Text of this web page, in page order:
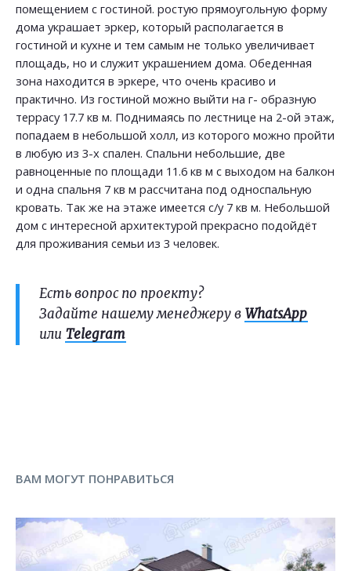
помещением с гостиной. ростую прямоугольную форму
дома украшает эркер, который располагается в
гостиной и кухне и тем самым не только увеличивает
площадь, но и служит украшением дома. Обеденная
зона находится в эркере, что очень красиво и
практично. Из гостиной можно выйти на г- образную
террасу 17.7 кв м. Поднимаясь по лестнице на 2-ой этаж,
попадаем в небольшой холл, из которого можно пройти
в любую из 3-х спален. Спальни небольшие, две
равноценные по площади 11.6 кв м с выходом на балкон
и одна спальня 7 кв м рассчитана под односпальную
кровать. Так же на этаже имеется с/у 7 кв м. Небольшой
дом с интересной архитектурой прекрасно подойдёт
для проживания семьи из 3 человек.
Есть вопрос по проекту?
Задайте нашему менеджеру в WhatsApp
или Telegram
ВАМ МОГУТ ПОНРАВИТЬСЯ